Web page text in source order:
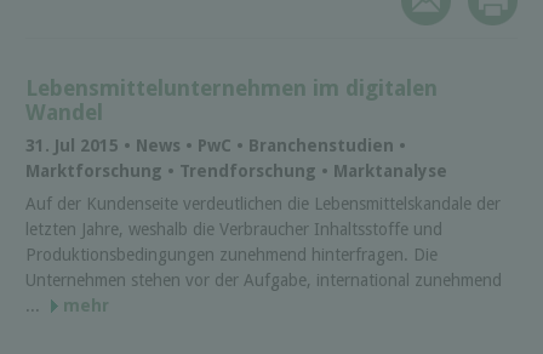
Lebensmittelunternehmen im digitalen
Wandel
31. Jul 2015 • News • PwC • Branchenstudien •
Marktforschung • Trendforschung • Marktanalyse
Auf der Kundenseite verdeutlichen die Lebensmittelskandale der
letzten Jahre, weshalb die Verbraucher Inhaltsstoffe und
Produktionsbedingungen zunehmend hinterfragen. Die
Unternehmen stehen vor der Aufgabe, international zunehmend
...
mehr